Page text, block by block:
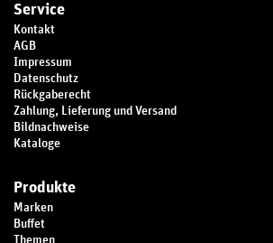
Service
Kontakt
AGB
Impressum
Datenschutz
Rückgaberecht
Zahlung, Lieferung und Versand
Bildnachweise
Kataloge
Produkte
Marken
Buffet
Themen